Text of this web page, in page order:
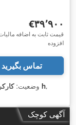
‎€۳۹٬۹۰۰
قیمت ثابت به اضافه
افزوده
تماس بگیرید
وضعیت: ۵٬۵۹۸ h,
آگهی کوچک